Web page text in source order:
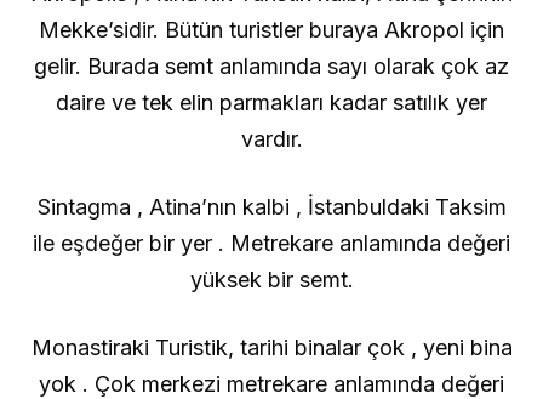
Mekke’sidir. Bütün turistler buraya Akropol için
gelir. Burada semt anlamında sayı olarak çok az
daire ve tek elin parmakları kadar satılık yer
vardır.
Sintagma , Atina’nın kalbi , İstanbuldaki Taksim
ile eşdeğer bir yer . Metrekare anlamında değeri
yüksek bir semt.
Monastiraki Turistik, tarihi binalar çok , yeni bina
yok . Çok merkezi metrekare anlamında değeri